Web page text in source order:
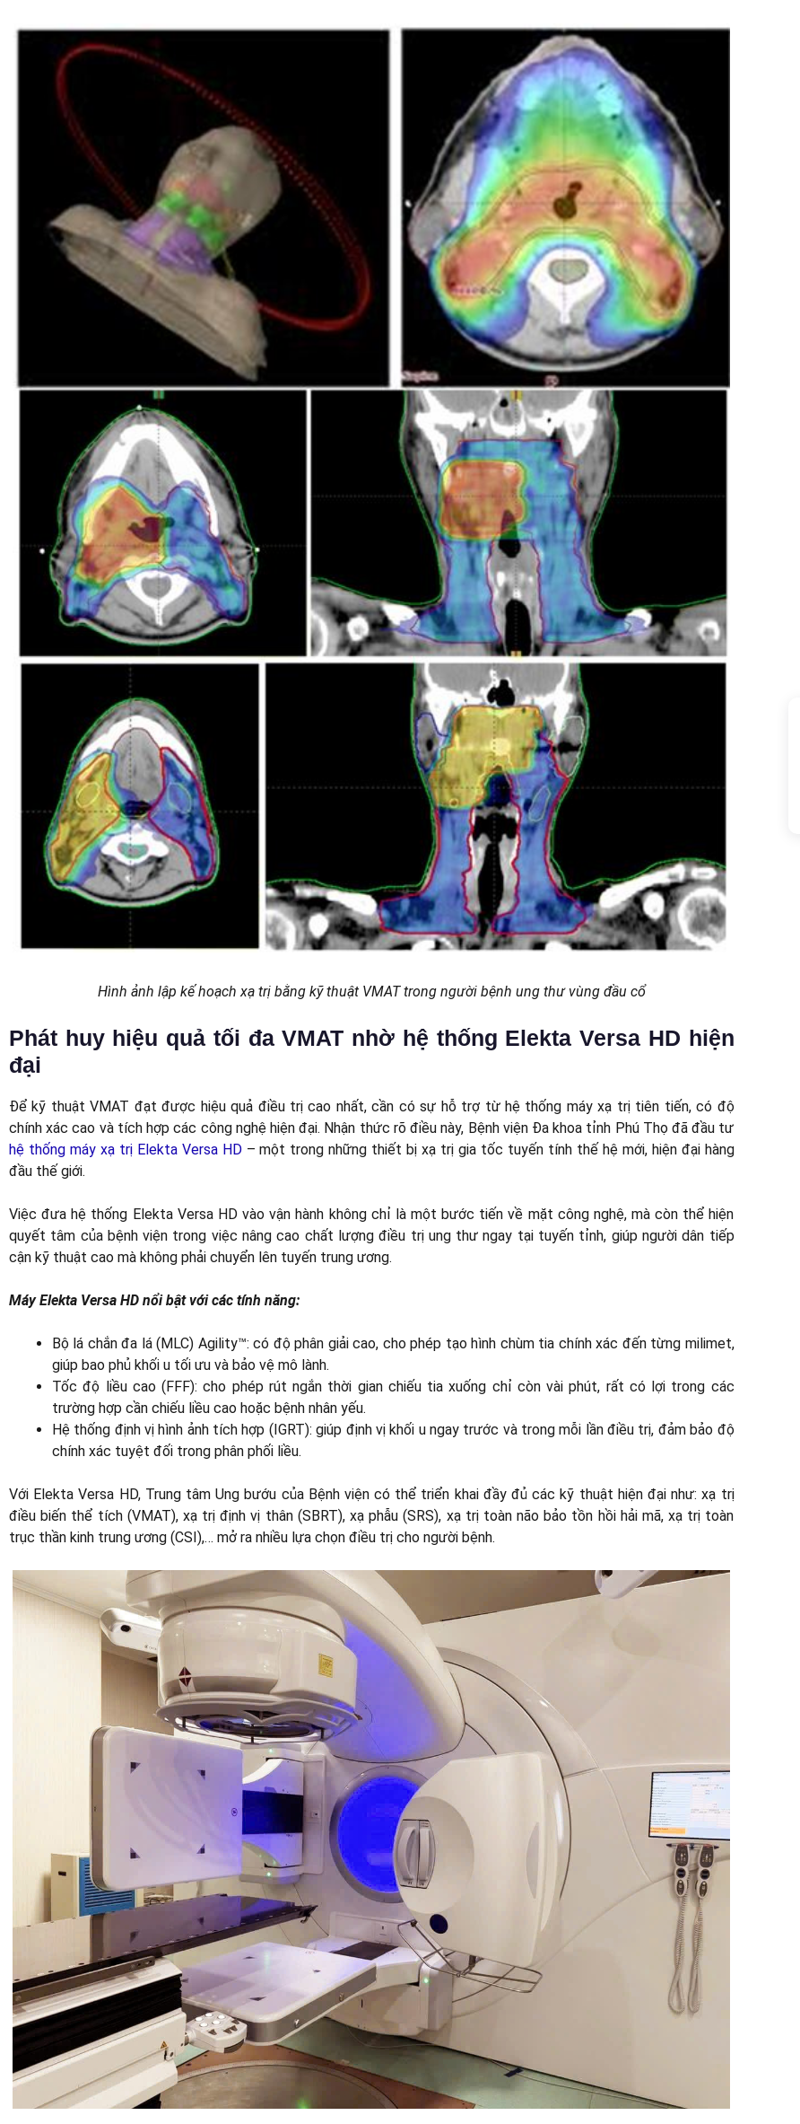
Hình ảnh lập kế hoạch xạ trị bằng kỹ thuật VMAT trong người bệnh ung thư vùng đầu cổ
Phát huy hiệu quả tối đa VMAT nhờ hệ thống Elekta Versa HD hiện
đại
Để kỹ thuật VMAT đạt được hiệu quả điều trị cao nhất, cần có sự hỗ trợ từ hệ thống máy xạ trị tiên tiến, có độ
chính xác cao và tích hợp các công nghệ hiện đại. Nhận thức rõ điều này, Bệnh viện Đa khoa tỉnh Phú Thọ đã đầu tư
hệ thống máy xạ trị Elekta Versa HD– một trong những thiết bị xạ trị gia tốc tuyến tính thế hệ mới, hiện đại hàng
đầu thế giới.
Việc đưa hệ thống Elekta Versa HD vào vận hành không chỉ là một bước tiến về mặt công nghệ, mà còn thể hiện
quyết tâm của bệnh viện trong việc nâng cao chất lượng điều trị ung thư ngay tại tuyến tỉnh, giúp người dân tiếp
cận kỹ thuật cao mà không phải chuyển lên tuyến trung ương.
Máy Elekta Versa HD nổi bật với các tính năng:
Bộ lá chắn đa lá (MLC) Agility™: có độ phân giải cao, cho phép tạo hình chùm tia chính xác đến từng milimet,
giúp bao phủ khối u tối ưu và bảo vệ mô lành.
Tốc độ liều cao (FFF): cho phép rút ngắn thời gian chiếu tia xuống chỉ còn vài phút, rất có lợi trong các
trường hợp cần chiếu liều cao hoặc bệnh nhân yếu.
Hệ thống định vị hình ảnh tích hợp (IGRT): giúp định vị khối u ngay trước và trong mỗi lần điều trị, đảm bảo độ
chính xác tuyệt đối trong phân phối liều.
Với Elekta Versa HD, Trung tâm Ung bướu của Bệnh viện có thể triển khai đầy đủ các kỹ thuật hiện đại như: xạ trị
điều biến thể tích (VMAT), xạ trị định vị thân (SBRT), xạ phẫu (SRS), xạ trị toàn não bảo tồn hồi hải mã, xạ trị toàn
trục thần kinh trung ương (CSI),… mở ra nhiều lựa chọn điều trị cho người bệnh.